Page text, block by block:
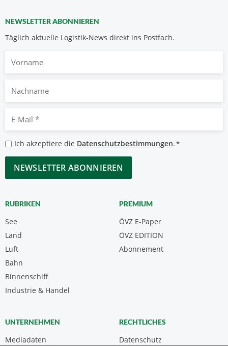
NEWSLETTER ABONNIEREN
Täglich aktuelle Logistik-News direkt ins Postfach.
Nachname
Mail
*
Datenschutzbestimmungen
*
Ich akzeptiere die Datenschutzbestimmungen.*
CAPTCHA
RUBRIKEN
See
Land
Luft
Bahn
Binnenschiff
Industrie & Handel
PREMIUM
ÖVZ E-Paper
Abonnement
ÖVZ EDITION
UNTERNEHMEN
Mediadaten
RECHTLICHES
Datenschutz